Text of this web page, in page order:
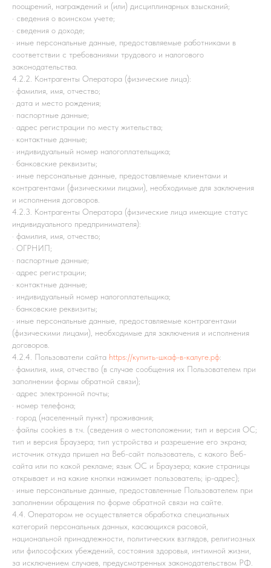
поощрений, награждений и (или) дисциплинарных взысканий;
· сведения о воинском учете;
· сведения о доходе;
· иные персональные данные, предоставляемые работниками в
соответствии с требованиями трудового и налогового
законодательства.
4.2.2. Контрагенты Оператора (физические лица):
· фамилия, имя, отчество;
· дата и место рождения;
· паспортные данные;
· адрес регистрации по месту жительства;
· контактные данные;
· индивидуальный номер налогоплательщика;
· банковские реквизиты;
· иные персональные данные, предоставляемые клиентами и
контрагентами (физическими лицами), необходимые для заключения
и исполнения договоров.
4.2.3. Контрагенты Оператора (физические лица имеющие статус
индивидуального предпринимателя):
· фамилия, имя, отчество;
· ОГРНИП;
· паспортные данные;
· адрес регистрации;
· контактные данные;
· индивидуальный номер налогоплательщика;
· банковские реквизиты;
· иные персональные данные, предоставляемые контрагентами
(физическими лицами), необходимые для заключения и исполнения
договоров.
4.2.4. Пользователи сайта https://купить-шкаф-в-калуге.рф:
· фамилия, имя, отчество (в случае сообщения их Пользователем при
заполнении формы обратной связи);
· адрес электронной почты;
· номер телефона;
· город (населенный пункт) проживания;
· файлы cookies в т.ч. (сведения о местоположении; тип и версия ОС;
тип и версия Браузера; тип устройства и разрешение его экрана;
источник откуда пришел на Веб-сайт пользователь, с какого Веб-
сайта или по какой рекламе; язык ОС и Браузера; какие страницы
открывает и на какие кнопки нажимает пользователь; ip-адрес);
· иные персональные данные, предоставленные Пользователем при
заполнении обращения по форме обратной связи на сайте.
4.4. Оператором не осуществляется обработка специальных
категорий персональных данных, касающихся расовой,
национальной принадлежности, политических взглядов, религиозных
или философских убеждений, состояния здоровья, интимной жизни,
за исключением случаев, предусмотренных законодательством РФ.